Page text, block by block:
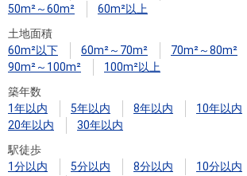
50m²～60m²
60m²以上
土地面積
60m²以下
60m²～70m² 70m²～80m²
90m²～100m²
100m²以上
築年数
1年以内
5年以内 8年以内 10年以内
20年以内
30年以内
駅徒歩
1分以内
5分以内 8分以内 10分以内